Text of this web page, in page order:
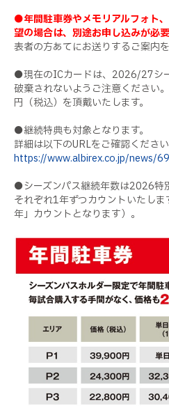
●年間駐車券やメモリアルフォト
望の場合は、別途お申し込みが必要
表者の方あてにお送りするご案内
●現在のICカードは、2026/27シ
破棄されないようご注意ください
円（税込）を頂戴いたします。
●継続特典も対象となります。
詳細は以下のURLをご確認ください
https://www.albirex.co.jp/news/
●シーズンパス継続年数は2026特
それぞれ1年ずつカウントいたし
年」カウントとなります）。